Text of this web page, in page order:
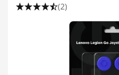
(2)